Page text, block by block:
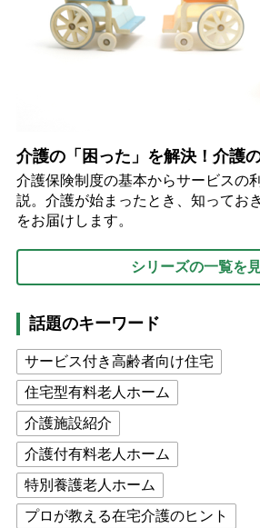
介護の「困った」を解決！介護
介護保険制度の基本からサービスの
説。介護が始まったとき、知ってお
をお届けします。
シリーズの一覧を
話題のキーワード
サービス付き高齢者向け住宅
住宅型有料老人ホーム
介護施設紹介
介護付有料老人ホーム
特別養護老人ホーム
プロが教える在宅介護のヒント